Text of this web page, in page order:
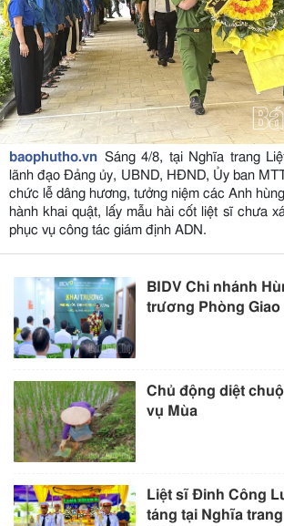
baophutho.vn Sáng 4/8, tại Nghĩa trang
lãnh đạo Đảng ủy, UBND, HĐND, Ủy ban
chức lễ dâng hương, tưởng niệm các Anh
hành khai quật, lấy mẫu hài cốt liệt sĩ chưa
phục vụ công tác giám định ADN.
BIDV Chi nhánh
trương Phòng Giao
Chủ động diệt
vụ Mùa
Liệt sĩ Đinh Công
táng tại Nghĩa